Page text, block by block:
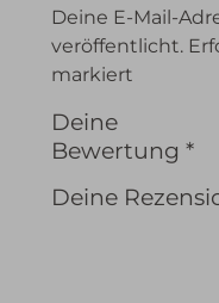
Deine E-Mail-
veröffentlicht.
markiert
Deine
Bewertung *
Deine